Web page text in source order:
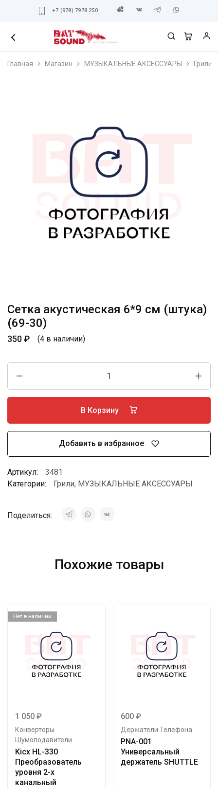
+7 (978) 7978 250
Главная Магазин МУЗЫКАЛЬНЫЕ АКСЕССУАРЫ Грили
Сетка акустическая 6*9 см (штука)
(69-30)
350₽ (4 в наличии)
В Корзину
Добавить в избранное
Артикул:
3481
Категории:
Грили, МУЗЫКАЛЬНЫЕ АКСЕССУАРЫ
Поделиться:
Похожие товары
Нет в наличии
1 050 ₽
Конверторы
Шумоподавители
Kicx HL-330
Преобразователь
уровня 2-х
канальный
600 ₽
Держатели Телефона
PNA-001
Универсальный
держатель SHUTTLE